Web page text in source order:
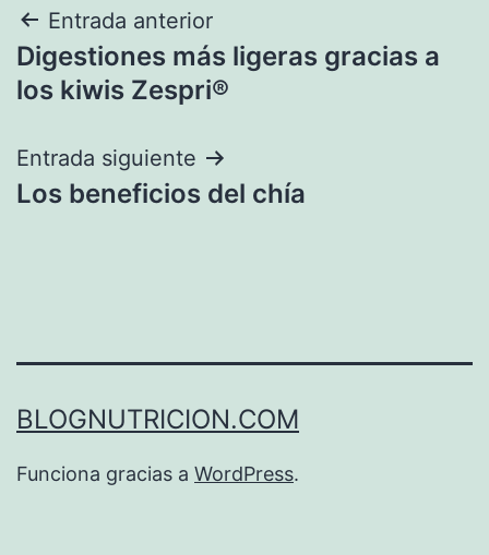
Navegación
de
Entrada anterior
Digestiones más ligeras gracias a
los kiwis Zespri®
Entrada siguiente
Los beneficios del chía
BLOGNUTRICION.COM
Funciona gracias a WordPress.